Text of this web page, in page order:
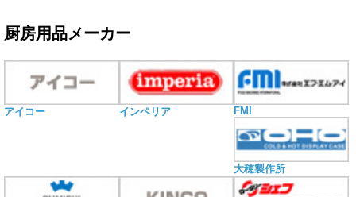
厨房用品メーカー
アイコー インペリア FMI
大穂製作所